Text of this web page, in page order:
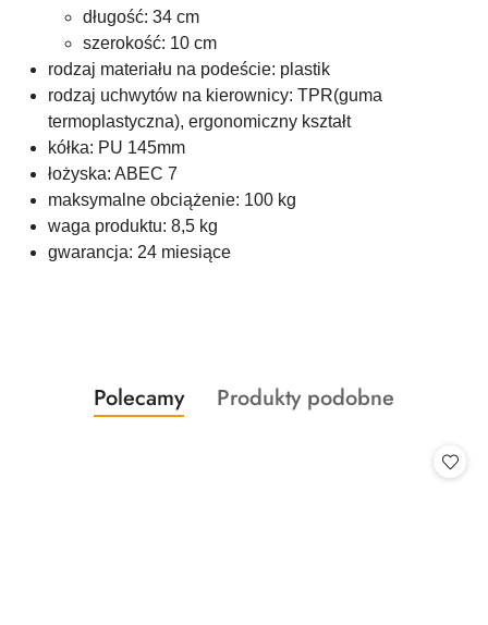
długość: 34 cm
szerokość: 10 cm
rodzaj materiału na podeście: plastik
rodzaj uchwytów na kierownicy: TPR(guma
termoplastyczna), ergonomiczny kształt
kółka: PU 145mm
łożyska: ABEC 7
maksymalne obciążenie: 100 kg
waga produktu: 8,5 kg
gwarancja: 24 miesiące
Pomiń karuzelę produktów
Produkty
o
Polecamy
Produkty
Produkty podobne